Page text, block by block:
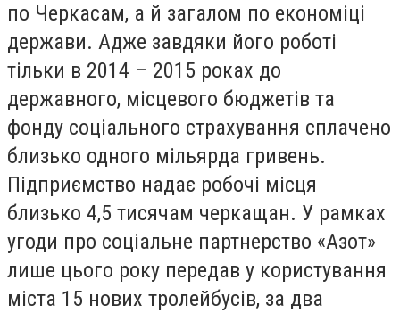
по Черкасам, а й загалом по економіці
держави. Адже завдяки його роботі
тільки в 2014 – 2015 роках до
державного, місцевого бюджетів та
фонду соціального страхування сплачено
близько одного мільярда гривень.
Підприємство надає робочі місця
близько 4,5 тисячам черкащан. У рамках
угоди про соціальне партнерство «Азот»
лише цього року передав у користування
міста 15 нових тролейбусів, за два